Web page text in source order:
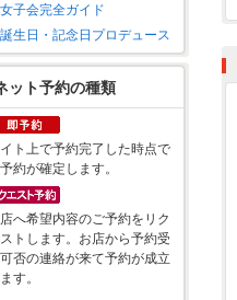
女子会完全ガイド
誕生日・記念日プロデュース
ット予約の種類
ト上で予約完了した時点で
約が確定します。
へ希望内容のご予約をリク
トします。お店から予約受
否の連絡が来て予約が成立
す。